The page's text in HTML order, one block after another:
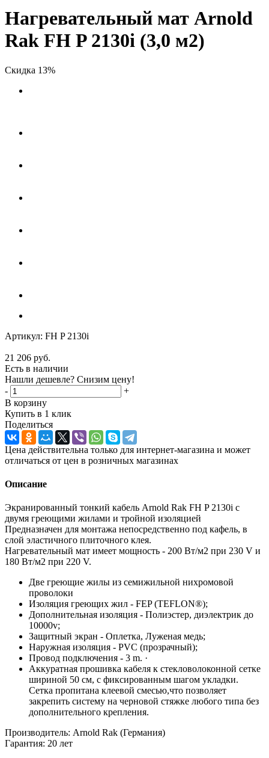
Нагревательный мат Arnold
Rak FH P 2130i (3,0 м2)
Скидка 13%
Артикул: FH P 2130i
21 206 руб.
Есть в наличии
Нашли дешевле? Снизим цену!
-
+
В корзину
Купить в 1 клик
Поделиться
Цена действительна только для интернет-магазина и может
отличаться от цен в розничных магазинах
Описание
Экранированный тонкий кабель Arnold Rak FH P 2130i с
двумя греющими жилами и тройной изоляцией
Предназначен для монтажа непосредственно под кафель, в
слой эластичного плиточного клея.
Нагревательный мат имеет мощность - 200 Вт/м2 при 230 V и
180 Вт/м2 при 220 V.
Две греющие жилы из семижильной нихромовой
проволоки
Изоляция греющих жил - FEP (TEFLON®);
Дополнительная изоляция - Полиэстер, диэлектрик до
10000v;
Защитный экран - Оплетка, Луженая медь;
Наружная изоляция - PVC (прозрачный);
Провод подключения - 3 m. ·
Аккуратная прошивка кабеля к стекловолоконной сетке
шириной 50 см, с фиксированным шагом укладки.
Сетка пропитана клеевой смесью,что позволяет
закрепить систему на черновой стяжке любого типа без
дополнительного крепления.
Производитель: Arnold Rak (Германия)
Гарантия: 20 лет